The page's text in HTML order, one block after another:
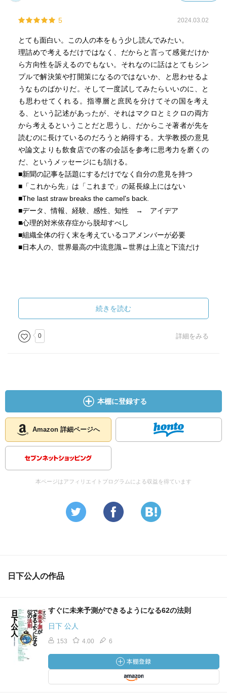
5 2024.03.02
とても面白い。この人の本をもう少し読んでみたい。
理詰めで考えるだけではなく、だからと言って感覚だけか
ら方向性を訴えるのでもない。それなのに話はとてもシン
プルで解決策や打開策になるのではないか、と思わせるよ
うなものばかりだ。そして一度試してみたらいいのに、と
も思わせてくれる。指導層と庶民を分けてその国を考え
る、という記述があったが、それはマクロとミクロの両方
から考えるということだと思うし、だからこそ著者が先を
読むのに長けているのだろうと納得する。大学教授の意見
や論文よりも飲食店での客の会話を参考に思考力を磨くの
だ、というメッセージにも頷ける。
■新聞の記事を話題にするだけでなく自分の意見を持つ
■「これから先」は「これまで」の延長線上にはない
■The last straw breaks the camel's back.
■データ、情報、経験、感性、知性 → アイデア
■心理的対米依存症から脱却すべし
■組織全体の行く末を考えているコアメンバーが必要
■日本人の、世界最高の中流意識←世界は上流と下流だけ
続きを読む
0 詳細をみる
本棚に登録する
Amazon 詳細ページへ
本ページはアフィリエイトプログラムによる収益を得ています
日下公人の作品
すぐに未来予測ができるようになる62の法則
日下 公人
153 4.00 6